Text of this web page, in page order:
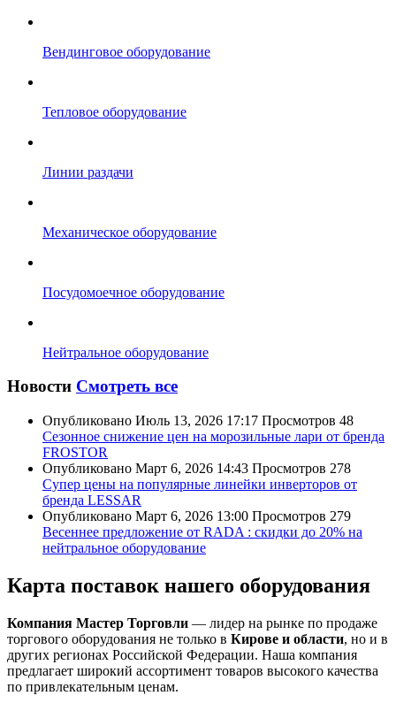
Вендинговое оборудование
Тепловое оборудование
Линии раздачи
Механическое оборудование
Посудомоечное оборудование
Нейтральное оборудование
Новости Смотреть все
Опубликовано Июль 13, 2026 17:17 Просмотров 48
Сезонное снижение цен на морозильные лари от бренда
FROSTOR
Опубликовано Март 6, 2026 14:43 Просмотров 278
Супер цены на популярные линейки инверторов от
бренда LESSAR
Опубликовано Март 6, 2026 13:00 Просмотров 279
Весеннее предложение от RADA : скидки до 20% на
нейтральное оборудование
Карта поставок нашего оборудования
Компания Мастер Торговли — лидер на рынке по продаже
торгового оборудования не только в Кирове и области, но и в
других регионах Российской Федерации. Наша компания
предлагает широкий ассортимент товаров высокого качества
по привлекательным ценам.